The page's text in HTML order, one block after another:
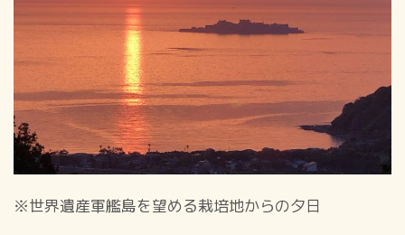
※世界遺産軍艦島を望める栽培地からの夕日